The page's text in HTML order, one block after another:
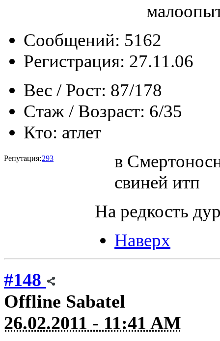
Сообщений: 5162
Регистрация: 27.11.06
Вес / Рост: 87/178
Стаж / Возраст: 6/35
Кто: атлет
Репутация:293
в
свиней итп
На редкость
Наверх
#148
Offline Sabatel
26.02.2011 - 11:41 AM